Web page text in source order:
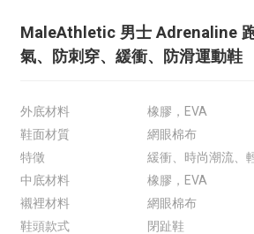
MaleAthletic 男士 Adrenaline
氣、防刺穿、緩衝、防滑運動鞋
外底材料
橡膠，EVA
鞋面材質
網眼棉布
特徵
緩衝、時尚潮流、
中底材料
橡膠，EVA
襯裡材料
網眼棉布
鞋頭款式
閉趾鞋